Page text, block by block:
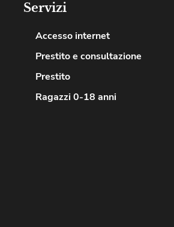
Servizi
Accesso internet
Prestito e consultazione
Prestito
Ragazzi 0-18 anni